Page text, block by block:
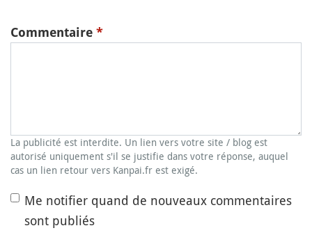
Commentaire *
La publicité est interdite. Un lien vers votre site / blog est
autorisé uniquement s'il se justifie dans votre réponse, auquel
cas un lien retour vers Kanpai.fr est exigé.
Me notifier quand de nouveaux commentaires
sont publiés